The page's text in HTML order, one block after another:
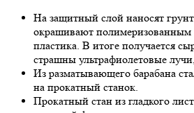
На защитный слой наносят
окрашивают полимеризованным
пластика. В итоге получается
страшны ультрафиолетовые
Из разматывающего барабана
на прокатный станок.
Прокатный стан из гладкого